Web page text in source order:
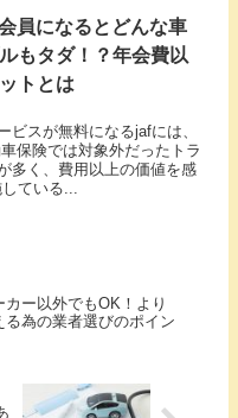
員になるとどんな車
もタダ！？年会費以
トとは
ビスが無料になるjafには、
保険では対象外だったトラ
多く、費用以上の価値を感
ている...
カー以外でもOK！より
る為の業者選びのポイン